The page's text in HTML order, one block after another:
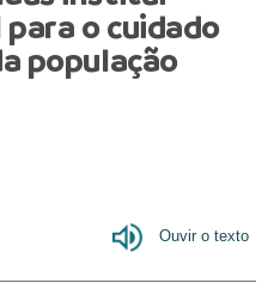
o cuidado
população